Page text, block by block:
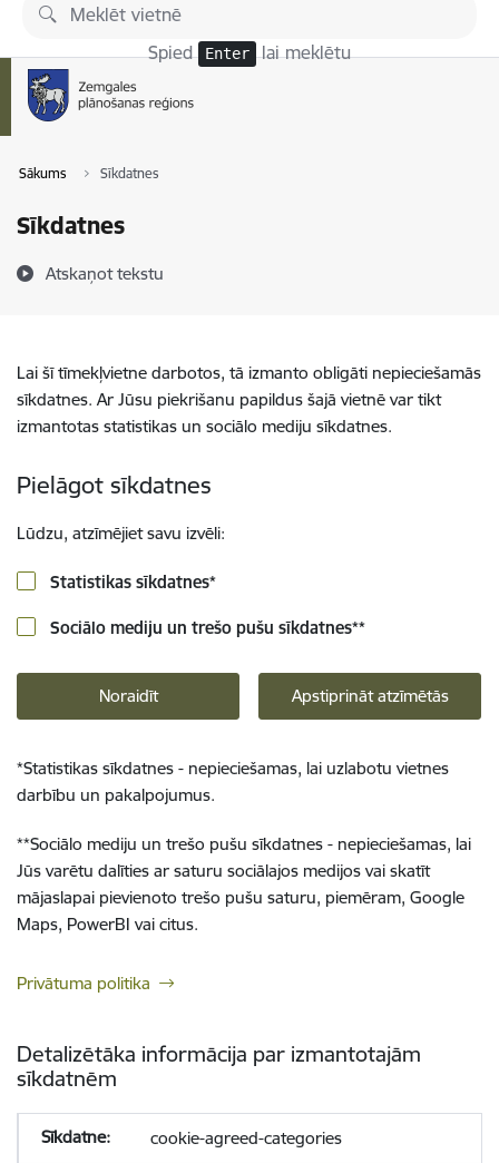
Pāriet uz lapas saturu
Spied Enter lai meklētu
Sākums Sīkdatnes
Sīkdatnes
Atskaņot tekstu
Lai šī tīmekļvietne darbotos, tā izmanto obligāti nepieciešamās
sīkdatnes. Ar Jūsu piekrišanu papildus šajā vietnē var tikt
izmantotas statistikas un sociālo mediju sīkdatnes.
Pielāgot sīkdatnes
Lūdzu, atzīmējiet savu izvēli:
Statistikas sīkdatnes*
Sociālo mediju un trešo pušu sīkdatnes**
Noraidīt Apstiprināt atzīmētās
*Statistikas sīkdatnes - nepieciešamas, lai uzlabotu vietnes
darbību un pakalpojumus.
**Sociālo mediju un trešo pušu sīkdatnes - nepieciešamas, lai
Jūs varētu dalīties ar saturu sociālajos medijos vai skatīt
mājaslapai pievienoto trešo pušu saturu, piemēram, Google
Maps, PowerBI vai citus.
Privātuma politika
Detalizētāka informācija par izmantotajām
sīkdatnēm
cookie-agreed-categories